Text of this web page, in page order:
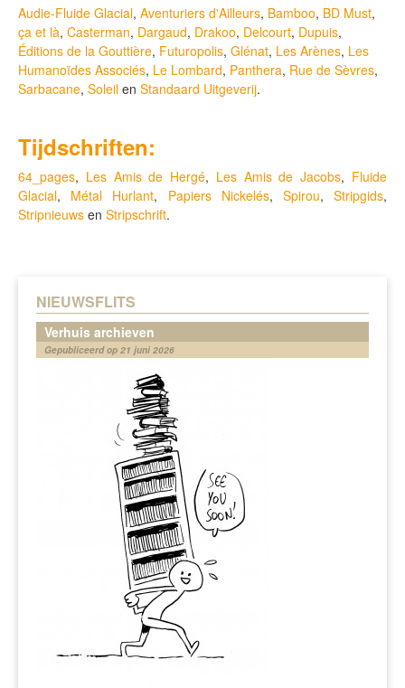
NIEUWSFLITS
Verhuis archieven
Gepubliceerd op 21 juni 2026
Audie-Fluide Glacial, Aventuriers d'Ailleurs, Bamboo, BD Must,
ça et là, Casterman, Dargaud, Drakoo, Delcourt, Dupuis,
Éditions de la Gouttière, Futuropolis, Glénat, Les Arènes, Les
Humanoïdes Associés, Le Lombard, Panthera, Rue de Sèvres,
Sarbacane, Soleil en Standaard Uitgeverij.
Tijdschriften:
64_pages, Les Amis de Hergé, Les Amis de Jacobs, Fluide
Glacial, Métal Hurlant, Papiers Nickelés, Spirou,Stripgids,
Stripnieuws en Stripschrift.